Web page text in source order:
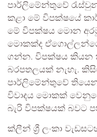
පාර්ලිමේන්තුවේ
කළා මේ විපක්ෂයේ
මේ විපක්ෂය මොන
මොකක්ද
ගන්න. විපක්ෂය කියන
බරපතලයක් නැහැ.
පාර්ලිමේන්තුවේ
විවාදය මොකක්
බැරි විපක්ෂයක් බවට
ක්ලීන් ශ්‍රී ලංකා